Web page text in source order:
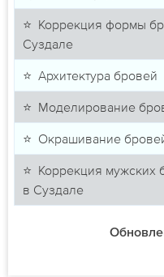
⭐ Коррекция формы
Суздале
⭐ Архитектура бровей
⭐ Моделирование
⭐ Окрашивание
⭐ Коррекция мужских
в Суздале